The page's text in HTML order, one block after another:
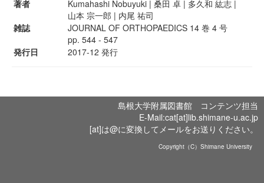
著者
Kumahashi Nobuyuki | 桑田 卓 | 多久和 紘志 |
山本 宗一郎 | 内尾 祐司
雑誌
JOURNAL OF ORTHOPAEDICS 14 巻 4 号
pp. 544 - 547
発行日
2017-12 発行
島根大学附属図書館 コンテンツ担当
E-Mail:cat[at]lib.shimane-u.ac.jp
[at]は@に変換してメールをお送りください。
Copyright（C）Shimane University